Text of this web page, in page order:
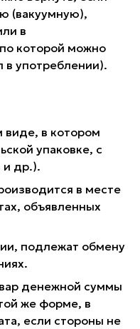
(вакуумную),
в
которой можно
в употреблении).
виде, в котором
упаковке, с
и др.).
в месте
объявленных
подлежат обмену
денежной суммы
же форме, в
если стороны не